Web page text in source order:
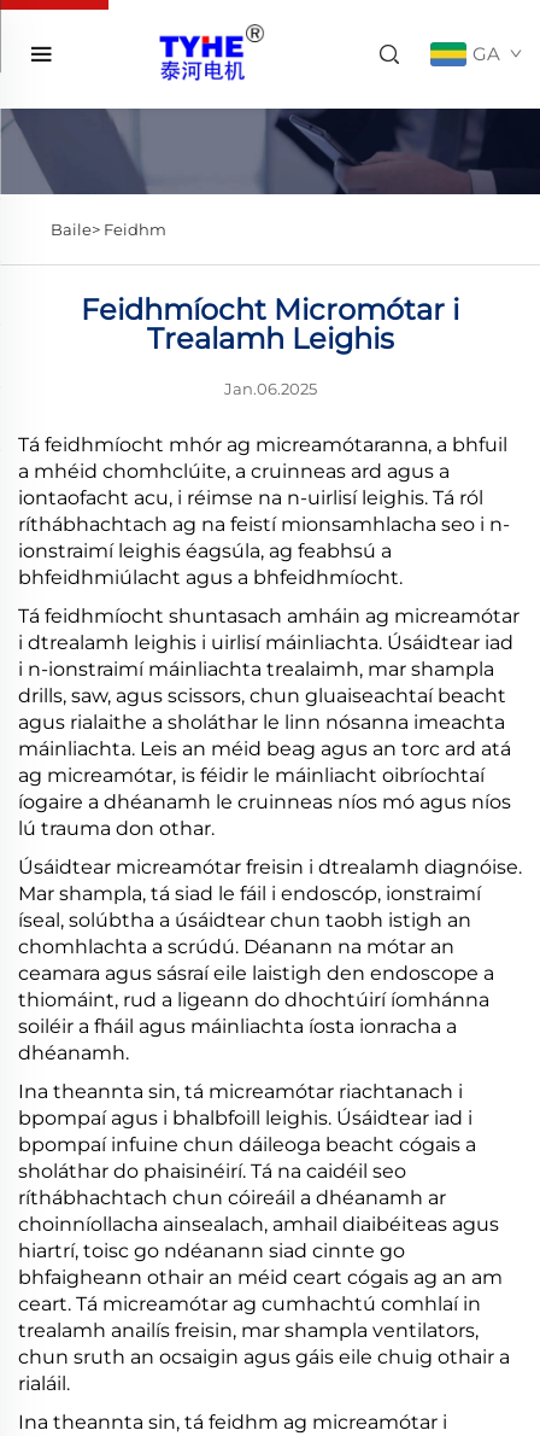
GA
Baile> Feidhm
Feidhmíocht Micromótar i
Trealamh Leighis
Jan.06.2025
Tá feidhmíocht mhór ag micreamótaranna, a bhfuil
a mhéid chomhclúite, a cruinneas ard agus a
iontaofacht acu, i réimse na n-uirlisí leighis. Tá ról
ríthábhachtach ag na feistí mionsamhlacha seo i n-
ionstraimí leighis éagsúla, ag feabhsú a
bhfeidhmiúlacht agus a bhfeidhmíocht.
Tá feidhmíocht shuntasach amháin ag micreamótar
i dtrealamh leighis i uirlisí máinliachta. Úsáidtear iad
i n-ionstraimí máinliachta trealaimh, mar shampla
drills, saw, agus scissors, chun gluaiseachtaí beacht
agus rialaithe a sholáthar le linn nósanna imeachta
máinliachta. Leis an méid beag agus an torc ard atá
ag micreamótar, is féidir le máinliacht oibríochtaí
íogaire a dhéanamh le cruinneas níos mó agus níos
lú trauma don othar.
Úsáidtear micreamótar freisin i dtrealamh diagnóise.
Mar shampla, tá siad le fáil i endoscóp, ionstraimí
íseal, solúbtha a úsáidtear chun taobh istigh an
chomhlachta a scrúdú. Déanann na mótar an
ceamara agus sásraí eile laistigh den endoscope a
thiomáint, rud a ligeann do dhochtúirí íomhánna
soiléir a fháil agus máinliachta íosta ionracha a
dhéanamh.
Ina theannta sin, tá micreamótar riachtanach i
bpompaí agus i bhalbfoill leighis. Úsáidtear iad i
bpompaí infuine chun dáileoga beacht cógais a
sholáthar do phaisinéirí. Tá na caidéil seo
ríthábhachtach chun cóireáil a dhéanamh ar
choinníollacha ainsealach, amhail diaibéiteas agus
hiartrí, toisc go ndéanann siad cinnte go
bhfaigheann othair an méid ceart cógais ag an am
ceart. Tá micreamótar ag cumhachtú comhlaí in
trealamh anailís freisin, mar shampla ventilators,
chun sruth an ocsaigin agus gáis eile chuig othair a
rialáil.
Ina theannta sin, tá feidhm ag micreamótar i